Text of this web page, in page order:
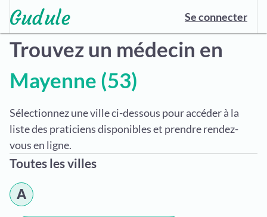
Se connecter
Trouvez un médecin en
Mayenne (53)
Sélectionnez une ville ci-dessous pour accéder à la
liste des praticiens disponibles et prendre rendez-
vous en ligne.
Toutes les villes
A